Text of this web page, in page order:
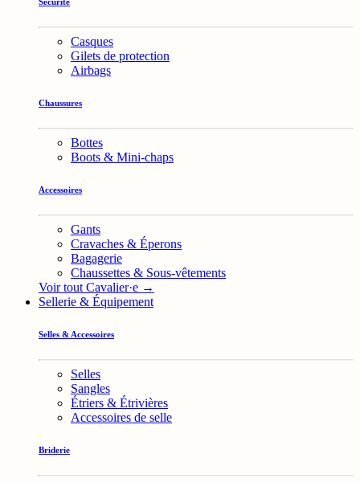
Sécurité
Casques
Gilets de protection
Airbags
Chaussures
Bottes
Boots & Mini-chaps
Accessoires
Gants
Cravaches & Éperons
Bagagerie
Chaussettes & Sous-vêtements
Voir tout Cavalier·e →
Sellerie & Équipement
Selles & Accessoires
Selles
Sangles
Étriers & Étrivières
Accessoires de selle
Briderie